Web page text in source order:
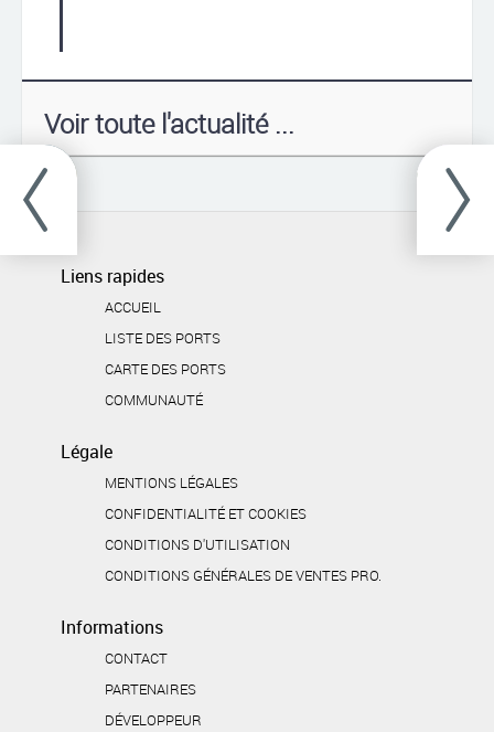
Voir toute l'actualité ...
Liens rapides
ACCUEIL
LISTE DES PORTS
CARTE DES PORTS
COMMUNAUTÉ
Légale
MENTIONS LÉGALES
CONFIDENTIALITÉ ET COOKIES
CONDITIONS D'UTILISATION
CONDITIONS GÉNÉRALES DE VENTES PRO.
Informations
CONTACT
PARTENAIRES
DÉVELOPPEUR